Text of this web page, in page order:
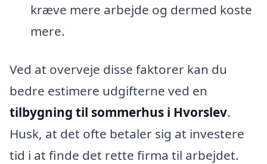
kræve mere arbejde og dermed koste
mere.
Ved at overveje disse faktorer kan du
bedre estimere udgifterne ved en
tilbygning til sommerhus i Hvorslev.
Husk, at det ofte betaler sig at investere
tid i at finde det rette firma til arbejdet.